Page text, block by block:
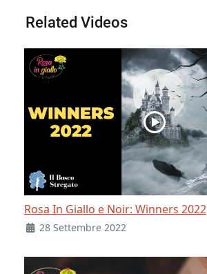
Related Videos
Rosa In Giallo e Noir: Winners 2022
28 Settembre 2022